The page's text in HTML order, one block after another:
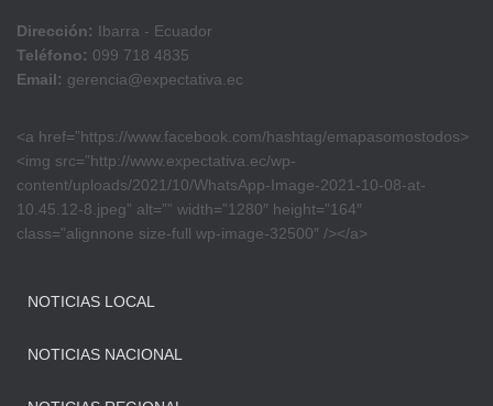
Dirección: Ibarra - Ecuador
Teléfono: 099 718 4835
Email: gerencia@expectativa.ec
<a href=”https://www.facebook.com/hashtag/emapasomostodos>
<img src=”http://www.expectativa.ec/wp-
content/uploads/2021/10/WhatsApp-Image-2021-10-08-at-
10.45.12-8.jpeg” alt=”” width=”1280″ height=”164″
class=”alignnone size-full wp-image-32500″ /></a>
NOTICIAS LOCAL
NOTICIAS NACIONAL